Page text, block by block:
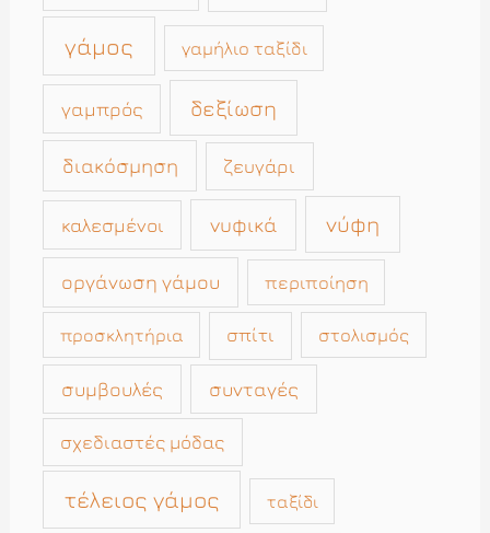
γάμος γαμήλιο ταξίδι
γαμπρός δεξίωση
διακόσμηση ζευγάρι
καλεσμένοι νυφικά νύφη
οργάνωση γάμου περιποίηση
προσκλητήρια σπίτι στολισμός
συμβουλές συνταγές
σχεδιαστές μόδας
τέλειος γάμος ταξίδι